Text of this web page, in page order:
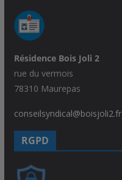
Résidence Bois Joli 2
rue du vermois
78310 Maurepas
conseilsyndical@boisjoli2.fr
RGPD